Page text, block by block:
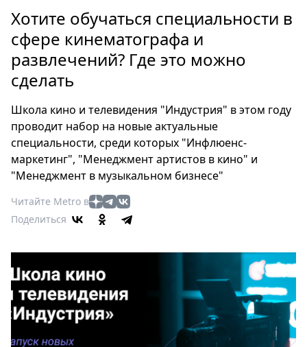
Россия
Мир
Здоровье
Еда
Мода
Театр
Кино
Афиша
Книги
Выставки
Пресс-
релизы
О
Metro
Стримы
Спецпроекты
Звезды
Хотите обучаться специальности в
сфере кинематографа и
развлечений? Где это можно
сделать
Школа кино и телевидения "Индустрия" в этом году
проводит набор на новые актуальные
специальности, среди которых "Инфлюенс-
маркетинг", "Менеджмент артистов в кино" и
"Менеджмент в музыкальном бизнесе"
Читайте Metro в
Поделиться